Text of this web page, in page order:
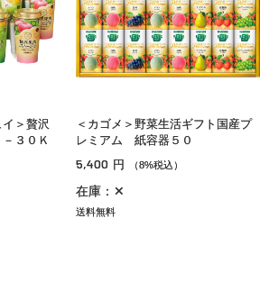
＞贅沢
３０Ｋ
＜カゴメ＞野菜生活ギフト国産プ
レミアム 紙容器５０
5,400 円 （8%税込）
在庫：✕
送料無料